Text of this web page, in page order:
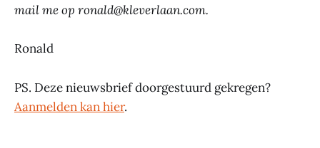
mail me op ronald@kleverlaan.com.
Ronald
PS. Deze nieuwsbrief doorgestuurd gekregen?
Aanmelden kan hier.